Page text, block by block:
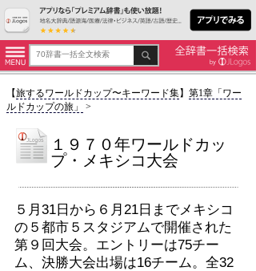
【旅するワールドカップ〜キーワード集】 第1章「ワー
ルドカップの旅」
>
１９７０年ワールドカッ
プ・メキシコ大会
５月31日から６月21日までメキシコ
の５都市５スタジアムで開催された
第９回大会。エントリーは75チー
ム、決勝大会出場は16チーム。全32